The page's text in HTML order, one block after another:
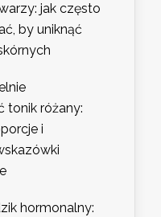
jak często
by uniknąć
tonik różany:
i
hormonalny: